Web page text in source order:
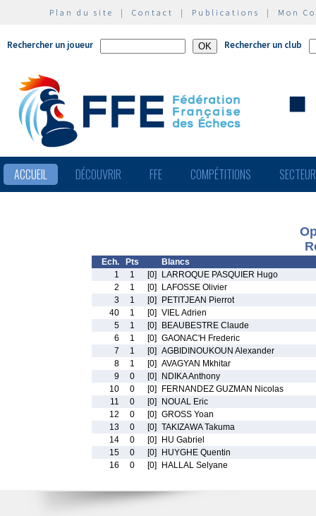
Plan du site | Contact | Publications | Mon
Rechercher un joueur Rechercher un club
ACCUEIL DÉCOUVRIR FFE COMPÉTITIONS
Ech. Pts
Blancs
1
1 [0]
LARROQUE PASQUIER Hugo
2
1 [0]
LAFOSSE Olivier
3
1 [0]
PETITJEAN Pierrot
40
1 [0] VIEL Adrien
5
1 [0]
BEAUBESTRE Claude
6
1 [0] GAONAC'H Frederic
7
1 [0] AGBIDINOUKOUN Alexander
8
1 [0] AVAGYAN Mkhitar
9
0 [0]
NDIKA Anthony
10
0 [0]
FERNANDEZ GUZMAN Nicolas
11
0 [0]
NOUAL Eric
12
0 [0] GROSS Yoan
13
0 [0] TAKIZAWA Takuma
14
0 [0]
HU Gabriel
15
0 [0]
HUYGHE Quentin
16
0 [0] HALLAL Selyane